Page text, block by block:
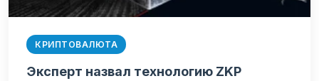
КРИПТОВАЛЮТА
Эксперт назвал технологию ZKP